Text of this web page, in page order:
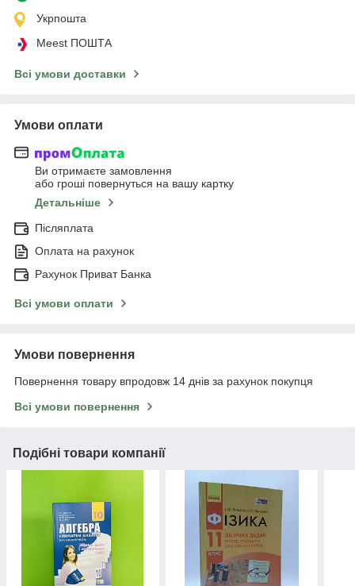
Укрпошта
Meest ПОШТА
Всі умови доставки
Умови оплати
Ви отримаєте замовлення
або гроші повернуться на вашу картку
Детальніше
Післяплата
Оплата на рахунок
Рахунок Приват Банка
Всі умови оплати
Умови повернення
Повернення товару впродовж 14 днів за рахунок покупця
Всі умови повернення
Подібні товари компанії